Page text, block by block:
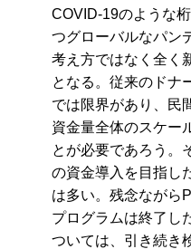
COVID-19のような
つグローバルなパン
考え方ではなく全く
となる。従来のドナ
では限界があり、民
資金量全体のスケー
とが必要であろう。
の資金導入を目指し
は多い。残念ながら
プログラムは終了し
ついては、引き続き